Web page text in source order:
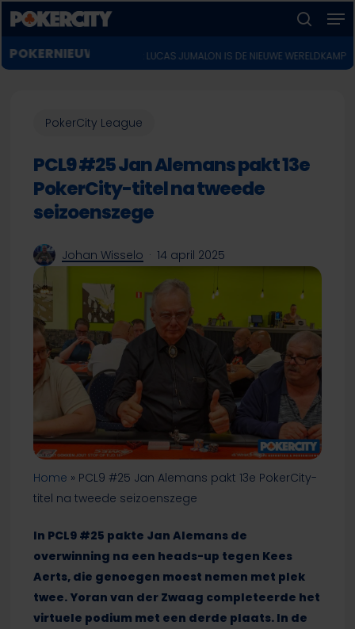
Skip
to
main
content
POKERNIEUWS
♣︎ WSOP 2026: LUCAS JUMALON IS DE NIEUWE WERELDKAMPIOEN VOOR
PokerCity League
PCL9 #25 Jan Alemans pakt 13e
PokerCity-titel na tweede
seizoenszege
Johan Wisselo 14 april 2025
Home » PCL9 #25 Jan Alemans pakt 13e PokerCity-
titel na tweede seizoenszege
In PCL9 #25 pakte Jan Alemans de
overwinning na een heads-up tegen Kees
Aerts, die genoegen moest nemen met plek
twee. Yoran van der Zwaag completeerde het
virtuele podium met een derde plaats. In de
Menu
sluiten